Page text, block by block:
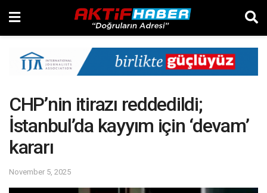
CHP’nin itirazı reddedildi;
İstanbul’da kayyım için ‘devam’
kararı
November 5, 2025